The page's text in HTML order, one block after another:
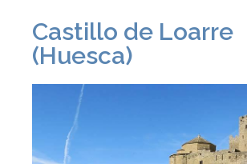
Castillo de Loarre
(Huesca)